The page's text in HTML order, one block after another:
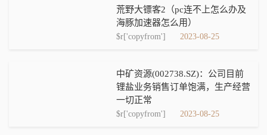
荒野大镖客2（pc连不上怎么办及
海豚加速器怎么用）
$r['copyfrom'] 2023-08-25
中矿资源(002738.SZ)：公司目前
锂盐业务销售订单饱满，生产经营
一切正常
$r['copyfrom'] 2023-08-25